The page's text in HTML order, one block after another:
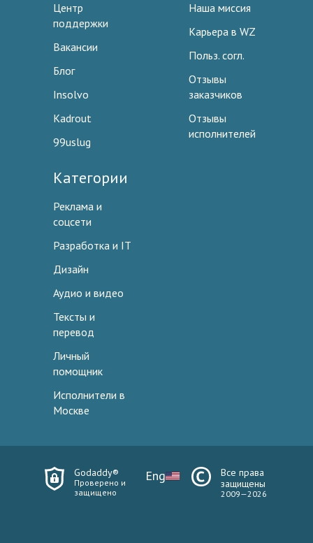
Центр
поддержки
Вакансии
Блог
Insolvo
Kadrout
99uslug
Наша миссия
Карьера в WZ
Польз. согл.
Отзывы
заказчиков
Отзывы
исполнителей
Категории
Реклама и
соцсети
Разработка и IT
Дизайн
Аудио и видео
Тексты и
перевод
Личный
помощник
Исполнители в
Москве
Godaddy®
Проверено и
защищено
Eng
Все права
защищены
2009—2026